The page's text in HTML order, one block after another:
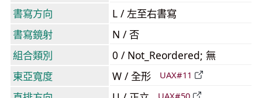
書寫方向
L / 左至右書寫
書寫鏡射
N / 否
組合類別
0 / Not_Reordered; 無
東亞寬度
W / 全形 UAX#11